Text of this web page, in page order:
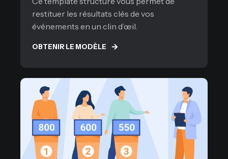
restituer les résultats clés de vos
événements en un clin d’œil.
OBTENIR LE MODÈLE